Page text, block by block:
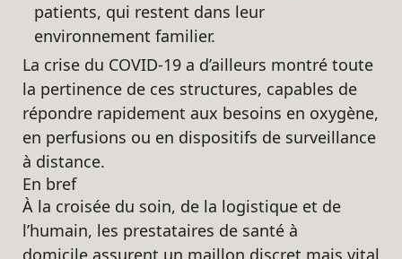
patients, qui restent dans leur
environnement familier.
La crise du COVID-19 a d’ailleurs montré toute
la pertinence de ces structures, capables de
répondre rapidement aux besoins en oxygène,
en perfusions ou en dispositifs de surveillance
à distance.
En bref
À la croisée du soin, de la logistique et de
l’humain, les prestataires de santé à
domicile assurent un maillon discret mais vital